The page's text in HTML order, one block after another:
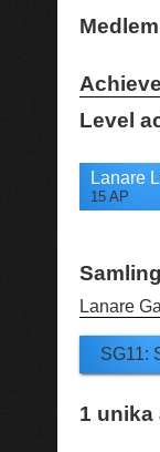
Level
Lanare
15 AP
Lanare
SG11:
1 unika